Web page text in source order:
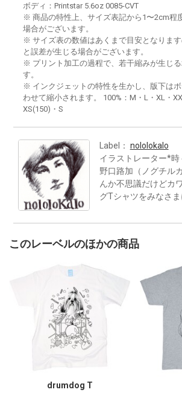
ボディ：Printstar 5.6oz 0085-CVT
※ 商品の特性上、サイズ表記から1〜2cm程
場合がございます。
※ サイズ表の数値はあくまで目安となりま
と誤差が生じる場合がございます。
※ プリント加工の過程で、若干縮みが生じ
す。
※ インクジェットの特性を生かし、版下は
わせて縮小されます。 100%：M・L・XL・
XS(150)・S
Label： nololokalo
イラストレーター*時
野口路加（ノグチル
んか不思議だけどカ
グTシャツをみなさま
このレーベルのほかの商品
drumdog T